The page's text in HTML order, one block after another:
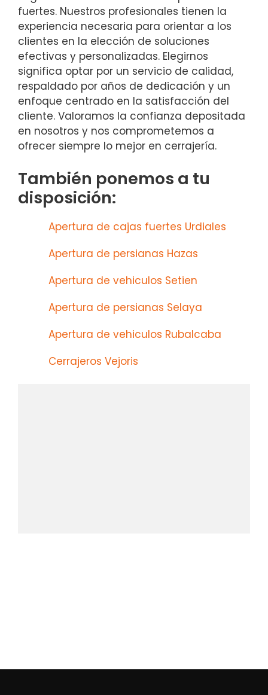
fuertes. Nuestros profesionales tienen la
experiencia necesaria para orientar a los
clientes en la elección de soluciones
efectivas y personalizadas. Elegirnos
significa optar por un servicio de calidad,
respaldado por años de dedicación y un
enfoque centrado en la satisfacción del
cliente. Valoramos la confianza depositada
en nosotros y nos comprometemos a
ofrecer siempre lo mejor en cerrajería.
También ponemos a tu
disposición:
Apertura de cajas fuertes Urdiales
Apertura de persianas Hazas
Apertura de vehiculos Setien
Apertura de persianas Selaya
Apertura de vehiculos Rubalcaba
Cerrajeros Vejoris